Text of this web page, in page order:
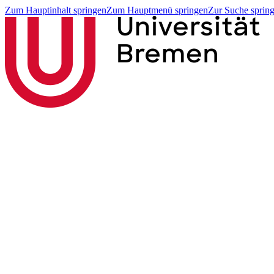
Zum Hauptinhalt springenZum Hauptmenü springenZur Suche